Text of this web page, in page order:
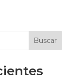
Buscar